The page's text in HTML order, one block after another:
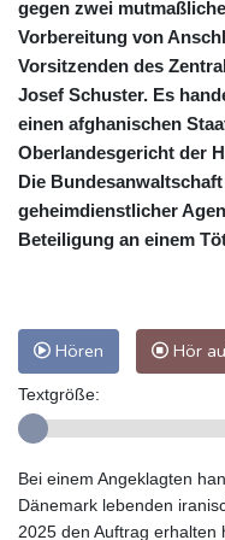
gegen zwei
Vorbereitung von
Vorsitzenden des
Josef Schuster. Es
einen afghanischen
Oberlandesgericht der
Die
geheimdienstlicher
Beteiligung an einem
Hören Hör
Textgröße:
Bei einem Angeklagten
Dänemark lebenden
2025 den Auftrag erhalten